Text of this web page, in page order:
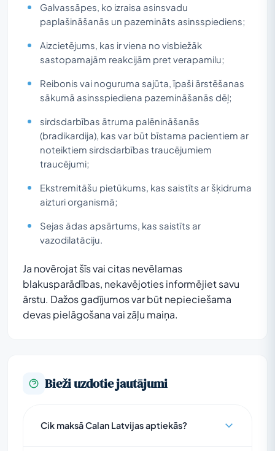
Galvassāpes, ko izraisa asinsvadu
paplašināšanās un pazemināts asinsspiediens;
Aizcietējums, kas ir viena no visbiežāk
sastopamajām reakcijām pret verapamilu;
Reibonis vai noguruma sajūta, īpaši ārstēšanas
sākumā asinsspiediena pazemināšanās dēļ;
sirdsdarbības ātruma palēnināšanās
(bradikardija), kas var būt bīstama pacientiem ar
noteiktiem sirdsdarbības traucējumiem
traucējumi;
Ekstremitāšu pietūkums, kas saistīts ar šķidruma
aizturi organismā;
Sejas ādas apsārtums, kas saistīts ar
vazodilatāciju.
Ja novērojat šīs vai citas nevēlamas
blakusparādības, nekavējoties informējiet savu
ārstu. Dažos gadījumos var būt nepieciešama
devas pielāgošana vai zāļu maiņa.
Bieži uzdotie jautājumi
Cik maksā Calan Latvijas aptiekās?